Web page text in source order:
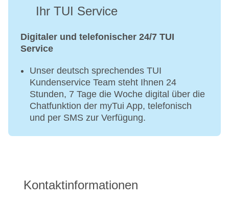
Ihr TUI Service
Digitaler und telefonischer 24/7 TUI
Service
Unser deutsch sprechendes TUI
Kundenservice Team steht Ihnen 24
Stunden, 7 Tage die Woche digital über die
Chatfunktion der myTui App, telefonisch
und per SMS zur Verfügung.
Kontaktinformationen